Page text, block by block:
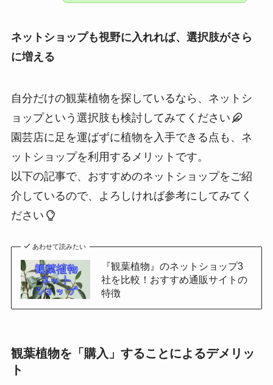
ネットショップも視野に入れれば、選択肢がさら
に増える
自分だけの観葉植物を探しているなら、ネットシ
ョップという選択肢も検討してみてください
園芸店に足を運ばずに植物を入手できる点も、ネ
ットショップを利用するメリットです。
以下の記事で、おすすめのネットショップをご紹
介しているので、よろしければ参考にしてみてく
ださい
あわせて読みたい
『観葉植物』のネットショップ3
社を比較！おすすめ通販サイトの
特徴
観葉植物を「購入」することによるデメリッ
ト